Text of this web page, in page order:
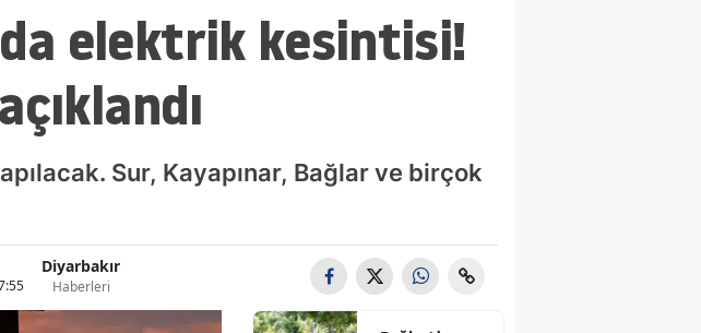
elektrik kesintisi!
Sur, Kayapınar, Bağlar ve birçok
Diyarbakır
Haberleri